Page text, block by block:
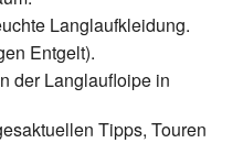
Langlaufkleidung.
Entgelt).
der Langlaufloipe in
Tipps, Touren